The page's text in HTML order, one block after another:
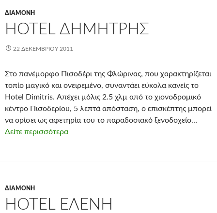
ΔΙΑΜΟΝΉ
HOTEL ΔΗΜΉΤΡΗΣ
22 ΔΕΚΕΜΒΡΊΟΥ 2011
Στο πανέμορφο Πισοδέρι της Φλώρινας, που χαρακτηρίζεται
τοπίο μαγικό και ονειρεμένο, συναντάει εύκολα κανείς το
Hotel Dimitris. Απέχει μόλις 2.5 χλμ από το χιονοδρομικό
κέντρο Πισοδερίου, 5 λεπτά απόσταση, ο επισκέπτης μπορεί
να ορίσει ως αφετηρία του το παραδοσιακό ξενοδοχείο…
Δείτε περισσότερα
ΔΙΑΜΟΝΉ
HOTEL ΕΛΈΝΗ